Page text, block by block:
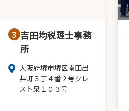
3 吉田均税理士事務
所
大阪府堺市堺区南田出
井町３丁４番２号クレ
スト泉１０３号